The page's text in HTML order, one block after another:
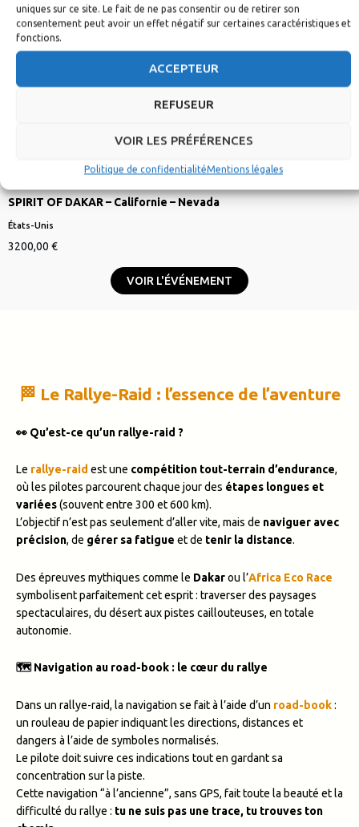
uniques sur ce site. Le fait de ne pas consentir ou de retirer son
consentement peut avoir un effet négatif sur certaines caractéristiques et
fonctions.
ACCEPTEUR
REFUSEUR
VOIR LES PRÉFÉRENCES
Politique de confidentialitéMentions légales
RAID MOTO TOUT-TERRAIN
SPIRIT OF DAKAR – Californie – Nevada
États-Unis
3200,00 €
VOIR L'ÉVÉNEMENT
🏁 Le Rallye-Raid : l’essence de l’aventure
👀 Qu’est-ce qu’un rallye-raid ?
Le rallye-raid est une compétition tout-terrain d’endurance,
où les pilotes parcourent chaque jour des étapes longues et
variées(souvent entre 300 et 600 km).
L’objectif n’est pas seulement d’aller vite, mais de naviguer avec
précision, de gérer sa fatigue et de tenir la distance.
Des épreuves mythiques comme le Dakarou l’Africa Eco Race
symbolisent parfaitement cet esprit : traverser des paysages
spectaculaires, du désert aux pistes caillouteuses, en totale
autonomie.
🗺️ Navigation au road-book : le cœur du rallye
Dans un rallye-raid, la navigation se fait à l’aide d’un road-book:
un rouleau de papier indiquant les directions, distances et
dangers à l’aide de symboles normalisés.
Le pilote doit suivre ces indications tout en gardant sa
concentration sur la piste.
Cette navigation “à l’ancienne”, sans GPS, fait toute la beauté et la
difficulté du rallye : tu ne suis pas une trace, tu trouves ton